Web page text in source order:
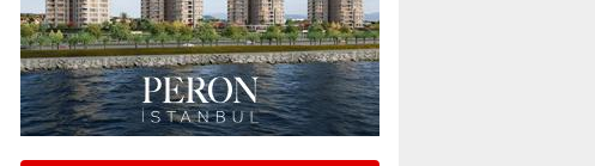
bir vizyon proje daha!
02 Ağustos 2026 Pazar
Kadir SABUNCUOĞLU
Erzurumspor’un köşe taşları
29 Haziran 2026 Pazartesi